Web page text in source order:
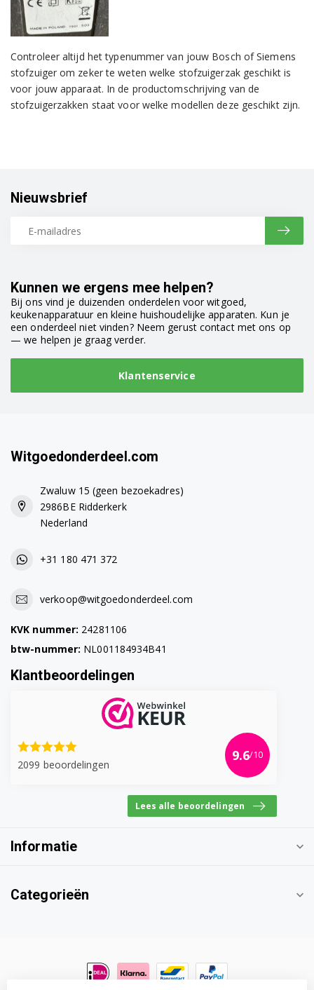
Controleer altijd het typenummer van jouw Bosch of Siemens
stofzuiger om zeker te weten welke stofzuigerzak geschikt is
voor jouw apparaat. In de productomschrijving van de
stofzuigerzakken staat voor welke modellen deze geschikt zijn.
Kunnen we ergens mee helpen?
Bij ons vind je duizenden onderdelen voor witgoed,
keukenapparatuur en kleine huishoudelijke apparaten. Kun je
een onderdeel niet vinden? Neem gerust contact met ons op
— we helpen je graag verder.
Klantenservice
Nieuwsbrief
Witgoedonderdeel.com
Zwaluw 15 (geen bezoekadres)
2986BE Ridderkerk
Nederland
+31 180 471 372
verkoop@witgoedonderdeel.com
KVK nummer: 24281106
btw-nummer: NL001184934B41
Klantbeoordelingen
2099 beoordelingen
9.6/10
Lees alle beoordelingen
Informatie
Categorieën